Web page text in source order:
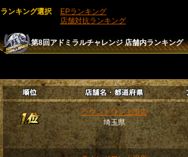
ランキング選択
EPランキング
店舗対抗ランキング
第8回アドミラルチャレンジ店舗内ランキング
ラウンドワン上里店
埼玉県